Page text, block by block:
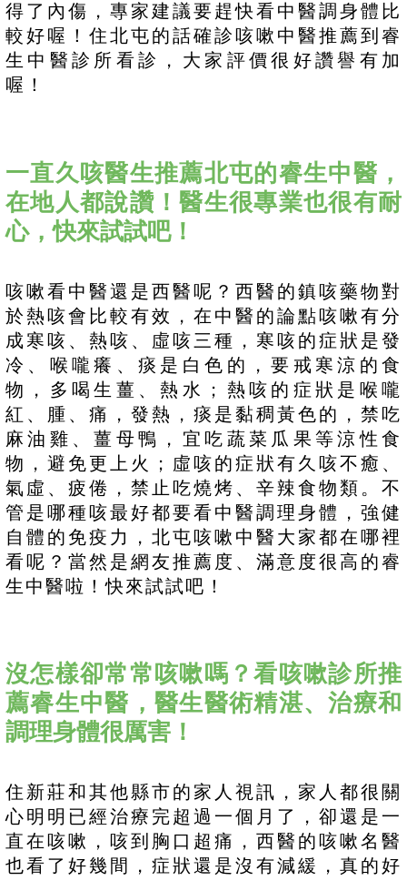
得了內傷，專家建議要趕快看中醫調身體比
較好喔！住北屯的話確診咳嗽中醫推薦到睿
生中醫診所看診，大家評價很好讚譽有加
喔！
一直久咳醫生推薦北屯的睿生中醫，
在地人都說讚！醫生很專業也很有耐
心，快來試試吧！
咳嗽看中醫還是西醫呢？西醫的鎮咳藥物對
於熱咳會比較有效，在中醫的論點咳嗽有分
成寒咳、熱咳、虛咳三種，寒咳的症狀是發
冷、喉嚨癢、痰是白色的，要戒寒涼的食
物，多喝生薑、熱水；熱咳的症狀是喉嚨
紅、腫、痛，發熱，痰是黏稠黃色的，禁吃
麻油雞、薑母鴨，宜吃蔬菜瓜果等涼性食
物，避免更上火；虛咳的症狀有久咳不癒、
氣虛、疲倦，禁止吃燒烤、辛辣食物類。不
管是哪種咳最好都要看中醫調理身體，強健
自體的免疫力，北屯咳嗽中醫大家都在哪裡
看呢？當然是網友推薦度、滿意度很高的睿
生中醫啦！快來試試吧！
沒怎樣卻常常咳嗽嗎？看咳嗽診所推
薦睿生中醫，醫生醫術精湛、治療和
調理身體很厲害！
住新莊和其他縣市的家人視訊，家人都很關
心明明已經治療完超過一個月了，卻還是一
直在咳嗽，咳到胸口超痛，西醫的咳嗽名醫
也看了好幾間，症狀還是沒有減緩，真的好